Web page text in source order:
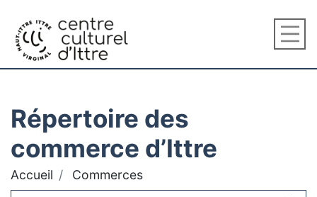
Répertoire des
commerce d’Ittre
Accueil Commerces